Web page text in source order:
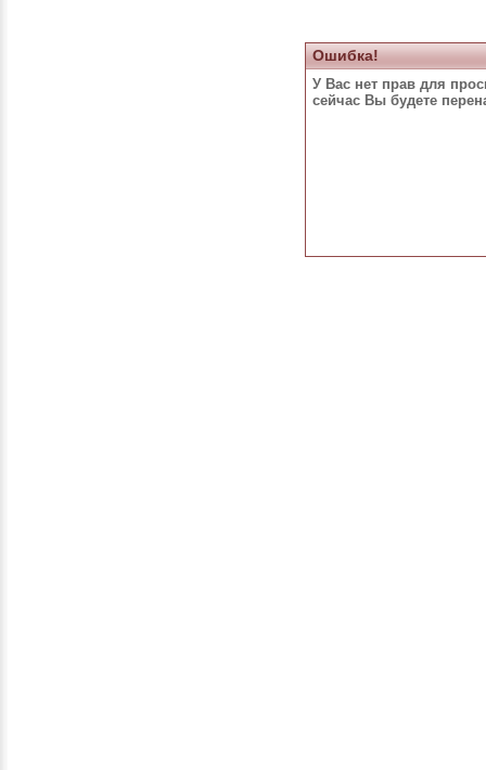
Ошибка!
У Вас нет прав для
сейчас Вы будете